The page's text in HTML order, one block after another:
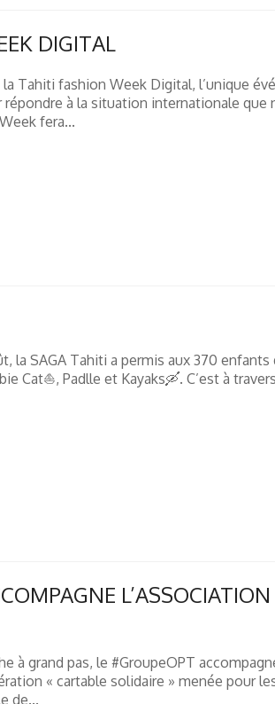
DIGITAL
Tahiti fashion Week Digital, l’unique
répondre à la situation internationale
fera...
la SAGA Tahiti a permis aux 370 enfants
Cat⛵, Padlle et Kayaks🛶. C’est à
à grand pas, le #GroupeOPT
« cartable solidaire » menée pour
de...